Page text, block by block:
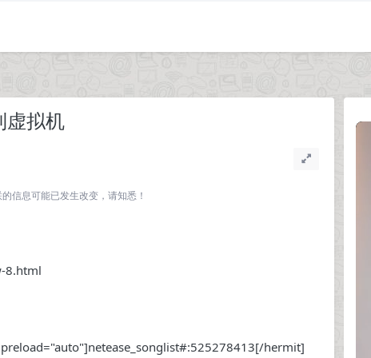
虚拟机
信息可能已发生改变，请知悉！
8.html
hermit]